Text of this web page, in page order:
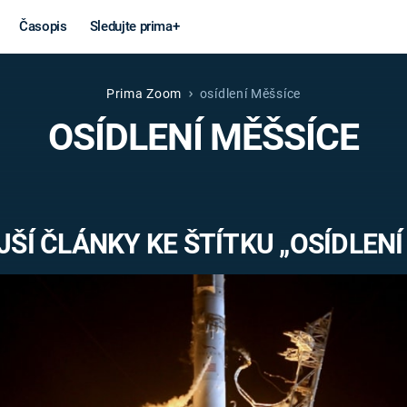
Časopis Sledujte prima+
Věda a
technika
MARS
Války
VÁLEČNÉ
Prima Zoom osídlení Měšsíce
OSÍDLENÍ MĚŠSÍCE
ČLÁNKY KE ŠTÍTKU